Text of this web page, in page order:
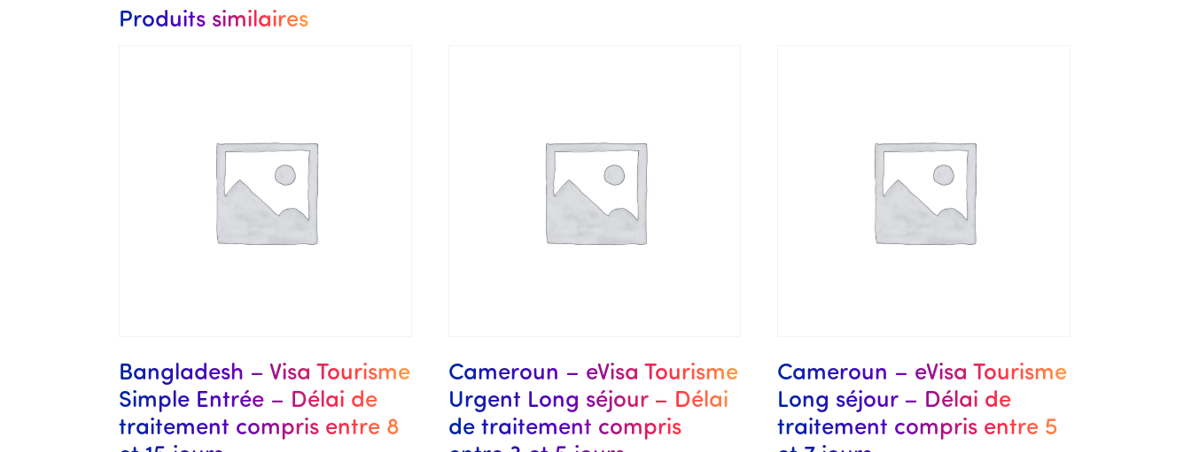
Produits similaires
Bangladesh – Visa Tourisme
Simple Entrée – Délai de
traitement compris entre 8
Cameroun – eVisa Tourisme
Urgent Long séjour – Délai
de traitement compris
Cameroun – eVisa Tourisme
Long séjour – Délai de
traitement compris entre 5